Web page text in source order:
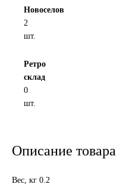
ZIC
BP VISCO
ЛУКОЙЛ
Новоуфимский НПЗ
Новоселов
2
шт.
Ретро
склад
0
шт.
Описание товара
Вес, кг 0.2